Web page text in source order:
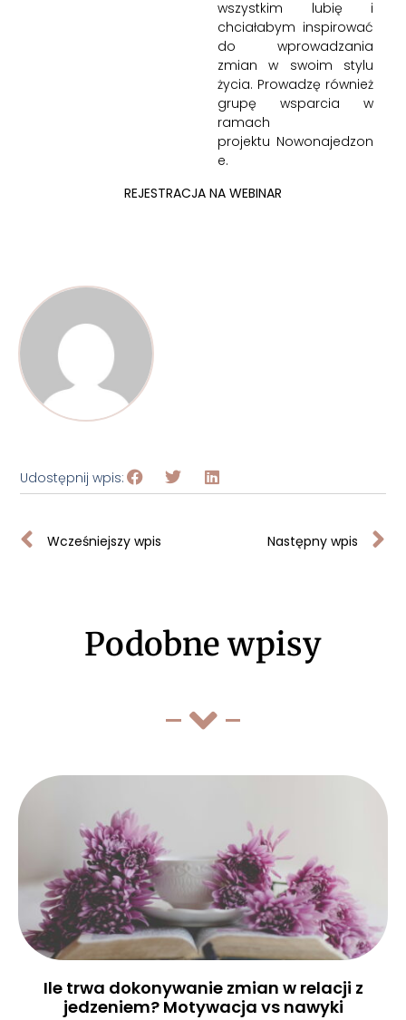
wszystkim lubię i
chciałabym inspirować
do wprowadzania
zmian w swoim stylu
życia. Prowadzę również
grupę wsparcia w
ramach
projektu Nowonajedzon
e.
REJESTRACJA NA WEBINAR
Udostępnij wpis:
Wcześniejszy wpis Następny wpis
Podobne wpisy
Ile trwa dokonywanie zmian w relacji z
jedzeniem? Motywacja vs nawyki